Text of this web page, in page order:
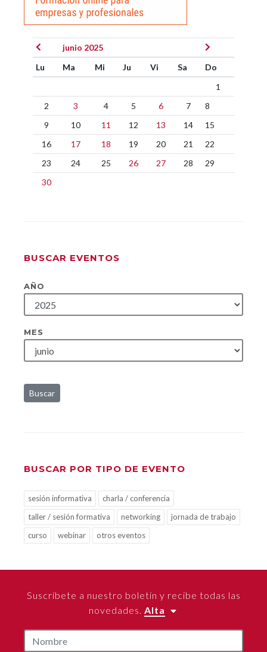
junio 2025
Lu
Ma Mi Ju Vi Sa
Do
1
2
3 4 5 6 7
8
9
10 11 12 13 14
15
16
17 18 19 20 21
22
23
24 25 26 27 28
29
30
BUSCAR EVENTOS
AÑO
MES
Buscar
BUSCAR POR TIPO DE EVENTO
sesión informativa
charla / conferencia
taller / sesión formativa
networking
jornada de trabajo
curso
webinar otros eventos
Suscríbete a nuestro boletín y recibe todas las
novedades. Alta